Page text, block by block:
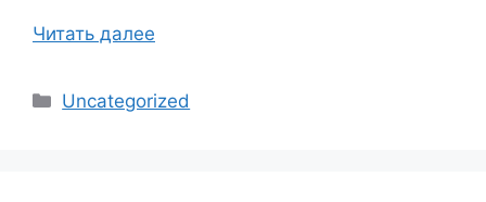
Читать далее
Рубрики
Uncategorized